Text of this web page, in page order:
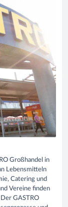
Großhandel in
Lebensmitteln
Catering und
Vereine finden
GASTRO